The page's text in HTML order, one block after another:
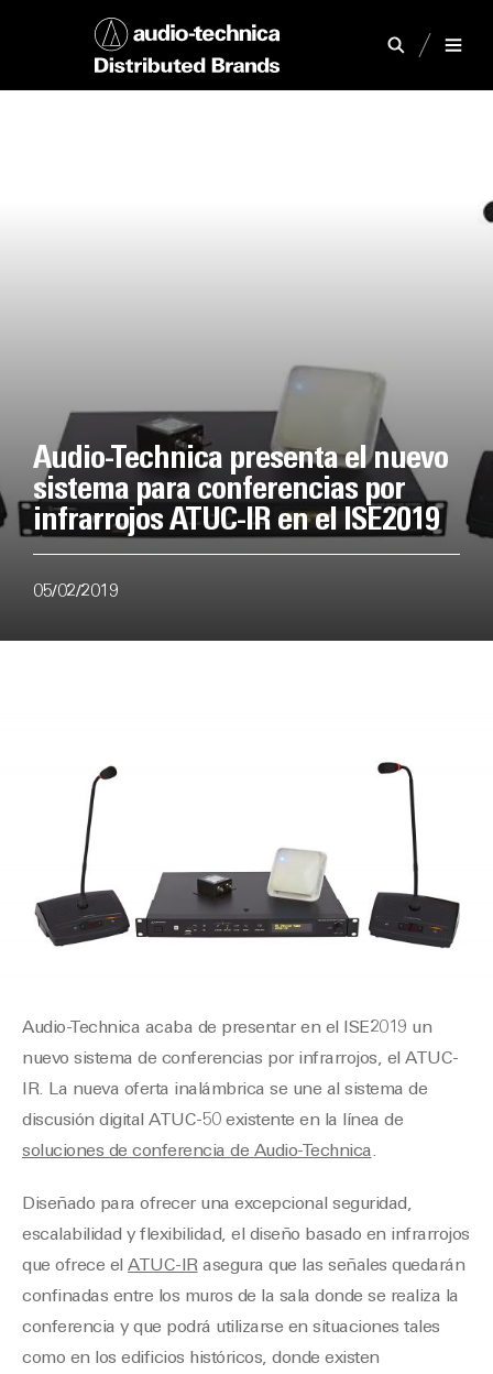
Audio-Technica presenta el nuevo
sistema para conferencias por
infrarrojos ATUC-IR en el ISE2019
05/02/2019
Audio-Technica acaba de presentar en el ISE2019 un
nuevo sistema de conferencias por infrarrojos, el ATUC-
IR. La nueva oferta inalámbrica se une al sistema de
discusión digital ATUC-50 existente en la línea de
soluciones de conferencia de Audio-Technica.
Diseñado para ofrecer una excepcional seguridad,
escalabilidad y flexibilidad, el diseño basado en infrarrojos
que ofrece el ATUC-IRasegura que las señales quedarán
confinadas entre los muros de la sala donde se realiza la
conferencia y que podrá utilizarse en situaciones tales
como en los edificios históricos, donde existen